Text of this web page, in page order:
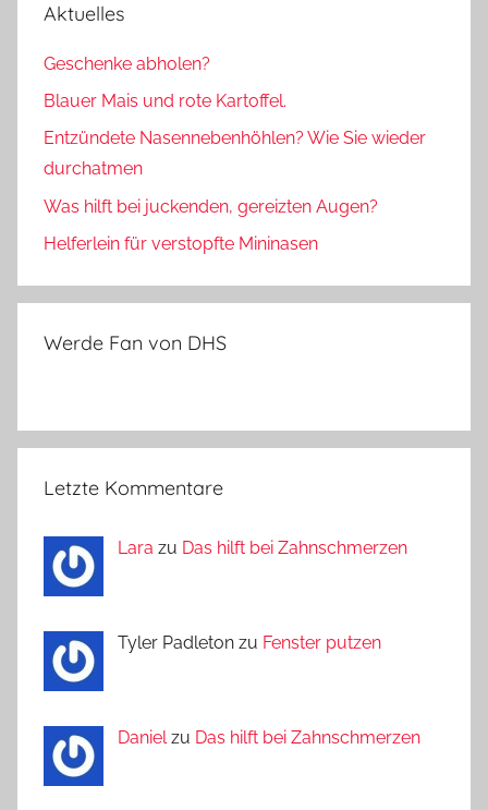
Aktuelles
Geschenke abholen?
Blauer Mais und rote Kartoffel.
Entzündete Nasennebenhöhlen? Wie Sie wieder
durchatmen
Was hilft bei juckenden, gereizten Augen?
Helferlein für verstopfte Mininasen
Werde Fan von DHS
Letzte Kommentare
Lara zu Das hilft bei Zahnschmerzen
Tyler Padleton zu Fenster putzen
Daniel zu Das hilft bei Zahnschmerzen